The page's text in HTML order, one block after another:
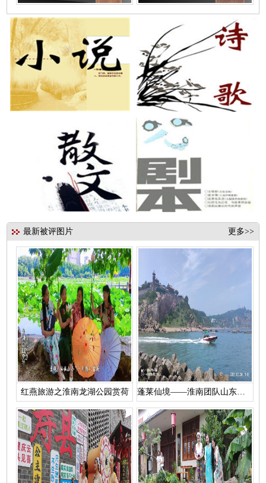
最新被评图片 更多>>
红燕旅游之淮南龙湖公园赏荷 蓬莱仙境——淮南团队山东半岛5日游